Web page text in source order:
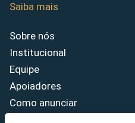
Saiba mais
Sobre nós
Institucional
Equipe
Apoiadores
Como anunciar